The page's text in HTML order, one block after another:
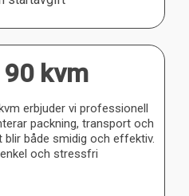
90 kvm
erbjuder vi professionell
packning, transport och
både smidig och effektiv.
och stressfri